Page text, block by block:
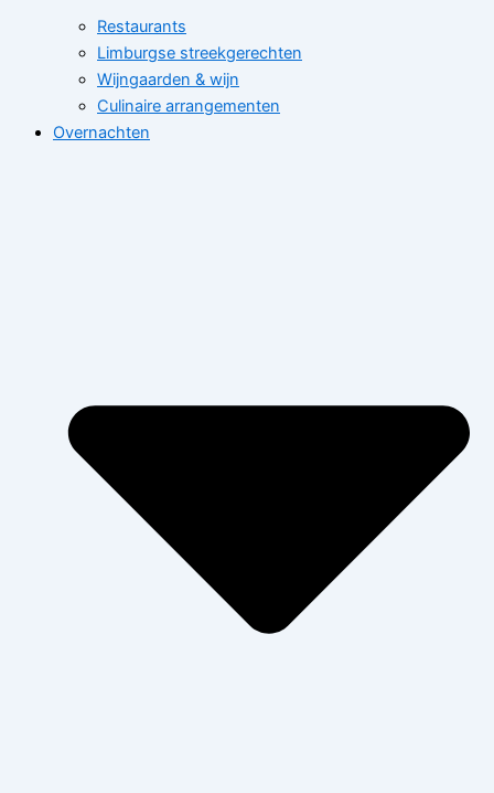
Restaurants
Limburgse streekgerechten
Wijngaarden & wijn
Culinaire arrangementen
Overnachten